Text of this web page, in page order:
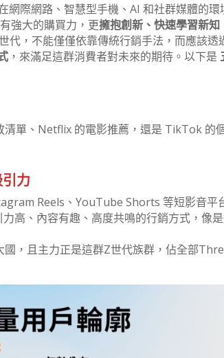
際網路、智慧型手機、AI 和社群媒體的環
強大的購買力，更擁抱創新、快速學習新知
代，不能僅僅依靠傳統行銷手法，而應該
，來滿足這群消費者對未來的期待。以下是
單、Netflix 的電影推薦，還是 TikTok 的
力
Reels、YouTube Shorts 等短影音平
高、內容有趣、高度共鳴的行銷方式，像
，且主力正是這群Z世代族群，佔全部